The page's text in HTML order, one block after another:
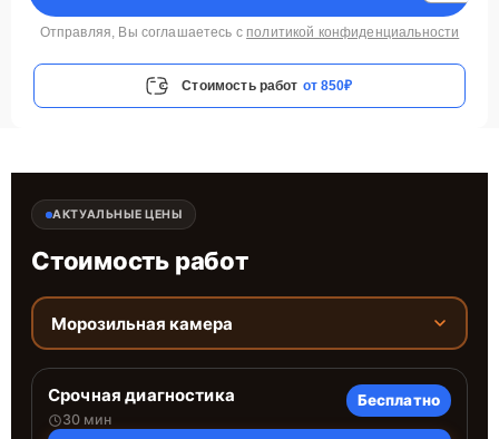
Отправляя, Вы соглашаетесь с политикой конфиденциальности
Стоимость работ от 850₽
АКТУАЛЬНЫЕ ЦЕНЫ
Стоимость работ
Морозильная камера
Срочная диагностика
30 мин
Бесплатно